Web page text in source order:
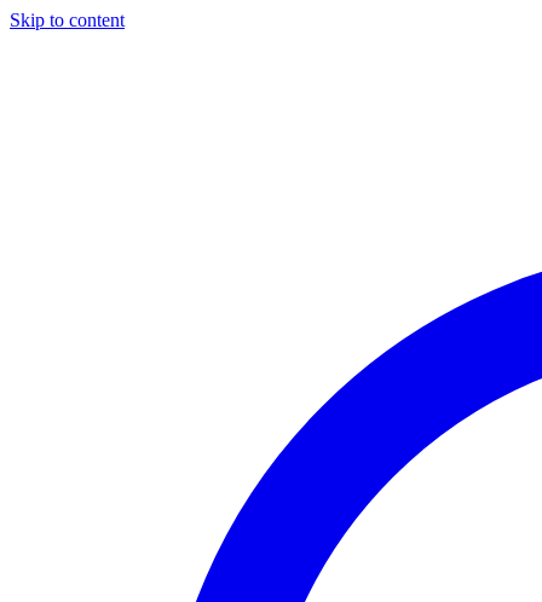
Skip to content